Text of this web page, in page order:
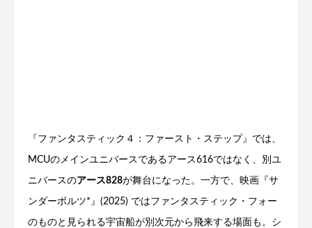
『ファンタスティック４：ファースト・ステップ』では、
MCUのメインユニバースであるアース616ではなく、別ユ
ニバースのアース828が舞台になった。一方で、映画『サ
ンダーボルツ*』(2025) ではファンタスティック・フォー
のものと見られる宇宙船が別次元から飛来する場面も。シ